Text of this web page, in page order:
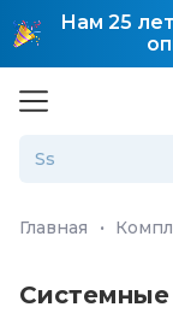
Нам 25
Главная ·
Системные